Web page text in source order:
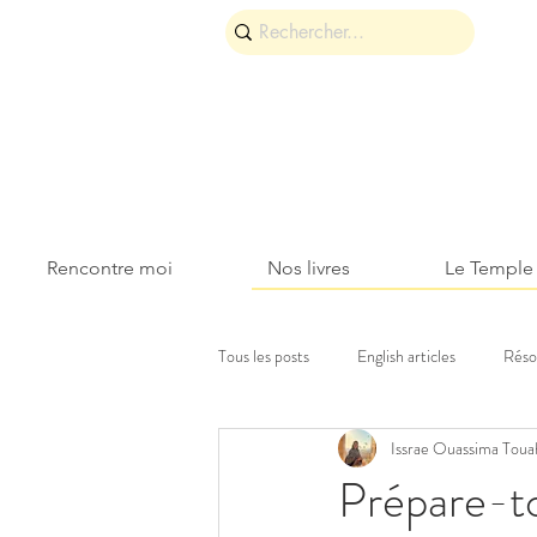
Rencontre moi Nos livres Le
Tous les posts English articles
Découvertes et voyages Roses &
Prépare-
Issrae Ouassima